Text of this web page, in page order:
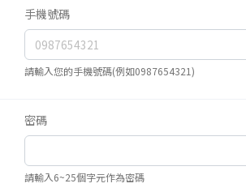
手機號碼
請輸入您的手機號碼(例如0987654321)
密碼
請輸入6~25個字元作為密碼